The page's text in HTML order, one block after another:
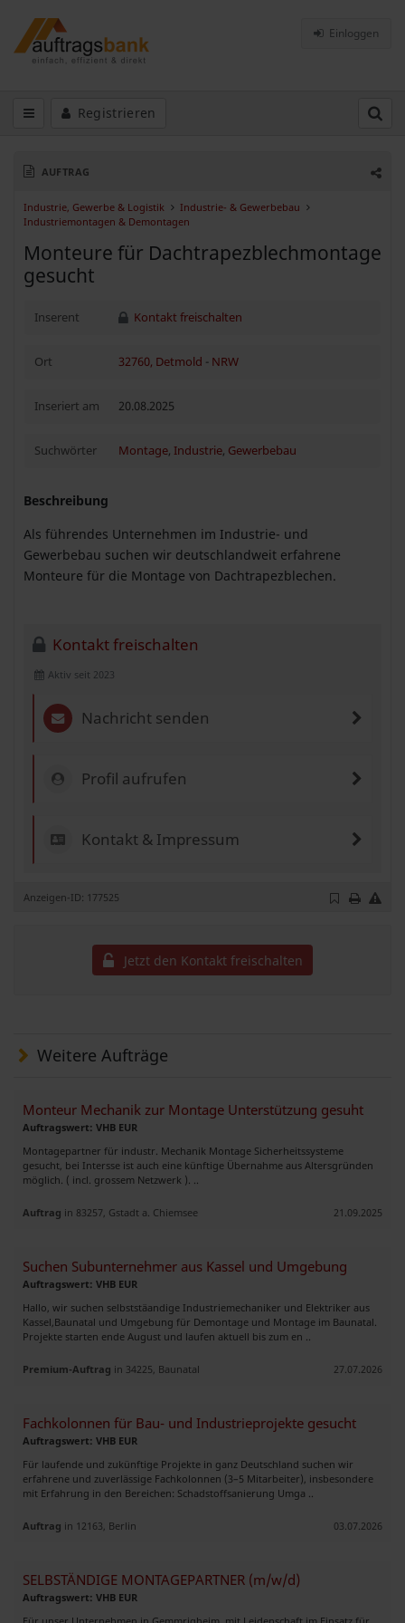
Einloggen
Registrieren
AUFTRAG
Industrie, Gewerbe & Logistik
Industrie- & Gewerbebau
Industriemontagen & Demontagen
Monteure für Dachtrapezblechmontage
gesucht
Inserent Kontakt freischalten
Ort 32760, Detmold - NRW
Inseriert am 20.08.2025
Suchwörter Montage, Industrie, Gewerbebau
Beschreibung
Als führendes Unternehmen im Industrie- und
Gewerbebau suchen wir deutschlandweit erfahrene
Monteure für die Montage von Dachtrapezblechen.
Kontakt freischalten
Aktiv seit 2023
Nachricht senden
Profil aufrufen
Kontakt & Impressum
Anzeigen-ID: 177525
Jetzt den Kontakt freischalten
Weitere Aufträge
Monteur Mechanik zur Montage Unterstützung gesuht
Auftragswert: VHB EUR
Montagepartner für industr. Mechanik Montage Sicherheitssysteme
gesucht, bei Intersse ist auch eine künftige Übernahme aus Altersgründen
möglich. ( incl. grossem Netzwerk ). ..
Auftrag in 83257, Gstadt a. Chiemsee 21.09.2025
Suchen Subunternehmer aus Kassel und Umgebung
Auftragswert: VHB EUR
Hallo, wir suchen selbststäandige Industriemechaniker und Elektriker aus
Kassel,Baunatal und Umgebung für Demontage und Montage im Baunatal.
Projekte starten ende August und laufen aktuell bis zum en ..
Premium-Auftrag in 34225, Baunatal 27.07.2026
Fachkolonnen für Bau- und Industrieprojekte gesucht
Auftragswert: VHB EUR
Für laufende und zukünftige Projekte in ganz Deutschland suchen wir
erfahrene und zuverlässige Fachkolonnen (3–5 Mitarbeiter), insbesondere
mit Erfahrung in den Bereichen: Schadstoffsanierung Umga ..
Auftrag in 12163, Berlin 03.07.2026
SELBSTÄNDIGE MONTAGEPARTNER (m/w/d)
Auftragswert: VHB EUR